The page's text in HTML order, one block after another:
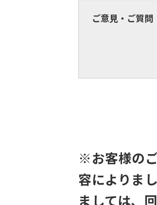
ご意見・ご質問
※お客様の
容によりま
ましては、